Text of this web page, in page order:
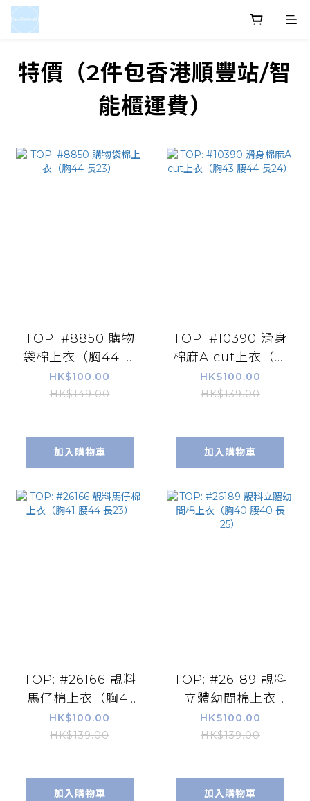
特價（2件包香港順豐站/智
能櫃運費）
TOP: #8850 購物
袋棉上衣（胸44 長
23）
HK$100.00
HK$149.00
加入購物車
TOP: #10390 滑身
棉麻A cut上衣（胸
43 腰44 長24）
HK$100.00
HK$139.00
加入購物車
TOP: #26166 靚料
馬仔棉上衣（胸41
腰44 長23）
HK$100.00
HK$139.00
加入購物車
TOP: #26189 靚料
立體幼間棉上衣
（胸40 腰40 長
25）
HK$100.00
HK$139.00
加入購物車